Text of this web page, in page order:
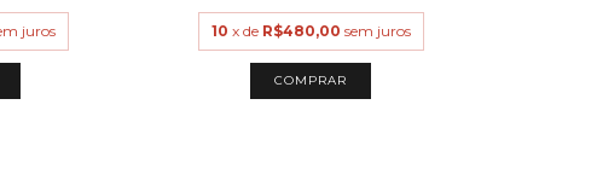
juros 10 x de R$480,00 sem juros
COMPRAR